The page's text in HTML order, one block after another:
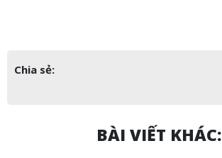
Chia sẻ:
BÀI VIẾT KHÁC: